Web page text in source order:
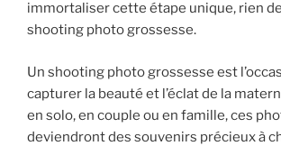
immortaliser cette étape unique, rien
shooting photo grossesse.
Un shooting photo grossesse est
capturer la beauté et l’éclat de la
en solo, en couple ou en famille, ces
deviendront des souvenirs précieux à